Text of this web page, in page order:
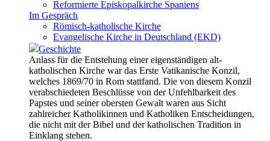
Reformierte Episkopalkirche Spaniens
Im Gespräch
Römisch-katholische Kirche
Evangelische Kirche in Deutschland (EKD)
Geschichte
Anlass für die Entstehung einer eigenständigen alt-
katholischen Kirche war das Erste Vatikanische Konzil,
welches 1869/70 in Rom stattfand. Die von diesem Konzil
verabschiedeten Beschlüsse von der Unfehlbarkeit des
Papstes und seiner obersten Gewalt waren aus Sicht
zahlreicher Katholikinnen und Katholiken Entscheidungen,
die nicht mit der Bibel und der katholischen Tradition in
Einklang stehen.